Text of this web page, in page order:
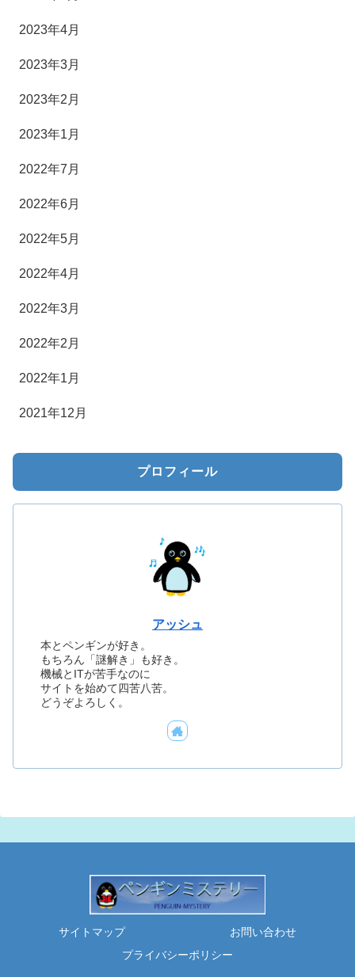
2023年4月
2023年3月
2023年2月
2023年1月
2022年7月
2022年6月
2022年5月
2022年4月
2022年3月
2022年2月
2022年1月
2021年12月
プロフィール
アッシュ
本とペンギンが好き。
もちろん「謎解き」も好き。
機械とITが苦手なのに
サイトを始めて四苦八苦。
どうぞよろしく。
サイトマップ
お問い合わせ
プライバシーポリシー